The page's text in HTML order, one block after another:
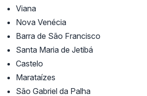
Viana
Nova Venécia
Barra de São Francisco
Santa Maria de Jetibá
Castelo
Marataízes
São Gabriel da Palha